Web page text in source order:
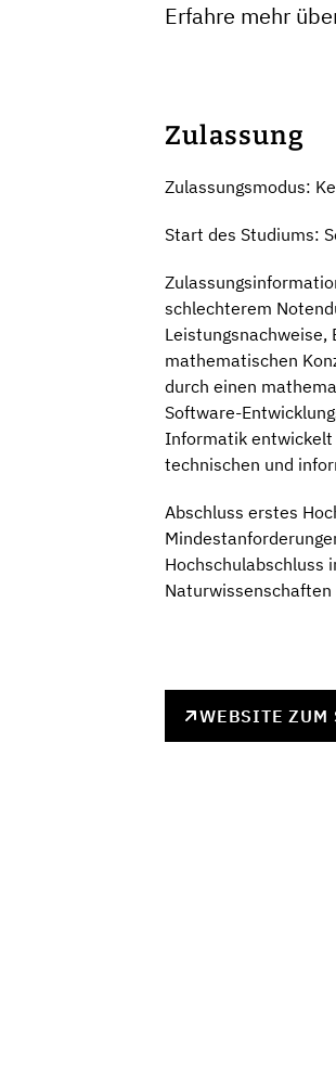
Erfahre mehr
Zulassung
Zulassungsmodus:
Start des Studiums:
schlechterem
mathematischen
durch einen
Software-
Informatik entwickelt
technischen und
Abschluss erstes
Hochschulabschluss
WEBSITE ZUM